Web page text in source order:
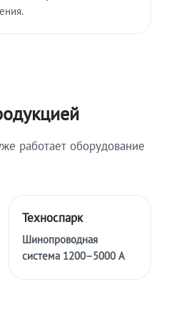
работает оборудование
Техноспарк
Шинопроводная
система 1200–5000 А